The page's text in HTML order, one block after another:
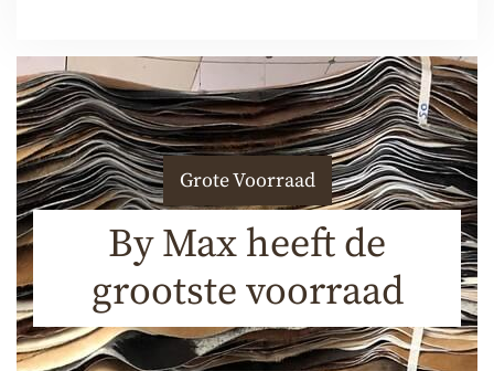
Grote Voorraad
By Max heeft de
grootste voorraad